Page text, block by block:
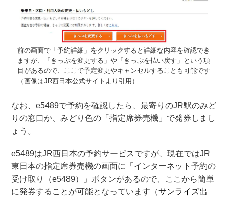
前の画面で「予約詳細」をクリックすると詳細な内容を確認でき
ますが、「きっぷを変更する」や「きっぷを払い戻す」という項
目があるので、ここで予定変更やキャンセルすることも可能です
（画像はJR西日本公式サイトより引用）
なお、e5489で予約を確認したら、最寄りのJR駅のみど
りの窓口か、みどり色の「指定席券売機」で発券しまし
ょう。
e5489はJR西日本の予約サービスですが、現在ではJR
東日本の指定席券売機の画面に「インターネット予約の
受け取り（e5489）」ボタンがあるので、ここから簡単
に発券することが可能となっています（サンライズ出